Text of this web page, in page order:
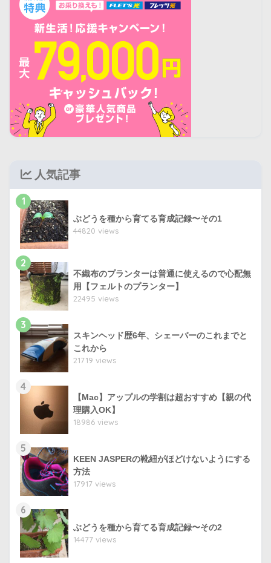
人気記事
1
ぶどうを種から育てる育成記録〜その1
44820 views
2
不織布のプランターは普通に使えるので心配無
用【フェルトのプランター】
22495 views
3
スキンヘッド歴6年、シェーバーのこれまでと
これから
21719 views
4
【Mac】アップルの学割は超おすすめ【親の代
理購入OK】
18986 views
5
KEEN JASPERの靴紐がほどけないようにする
方法
17917 views
6
ぶどうを種から育てる育成記録〜その2
14477 views